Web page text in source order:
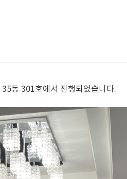
동 301호에서 진행되었습니다.